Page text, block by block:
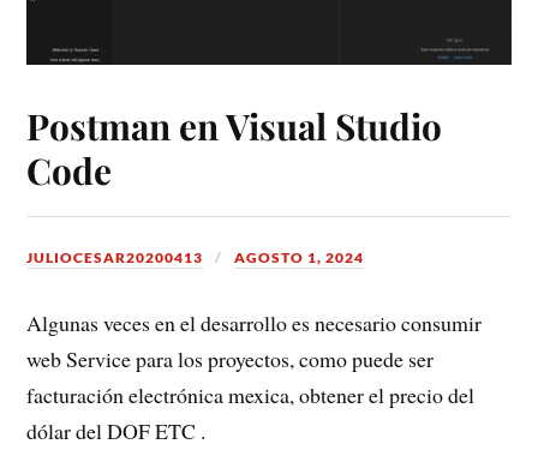
Postman en Visual Studio
Code
JULIOCESAR20200413 AGOSTO 1, 2024
Algunas veces en el desarrollo es necesario consumir
web Service para los proyectos, como puede ser
facturación electrónica mexica, obtener el precio del
dólar del DOF ETC .